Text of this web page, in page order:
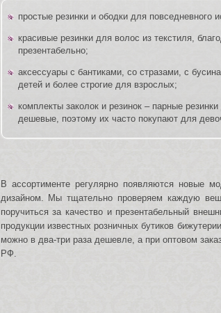
простые резинки и ободки для повседневного
красивые резинки для волос из текстиля,
презентабельно;
аксессуары с бантиками, со стразами, с
детей и более строгие для взрослых;
комплекты заколок и резинок – парные
дешевые, поэтому их часто покупают для
В ассортименте регулярно появляются новые
дизайном. Мы тщательно проверяем каждую
поручиться за качество и презентабельный
продукции известных розничных бутиков
можно в два-три раза дешевле, а при оптовом
РФ.